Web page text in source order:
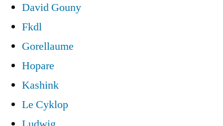
David Gouny
Fkdl
Gorellaume
Hopare
Kashink
Le Cyklop